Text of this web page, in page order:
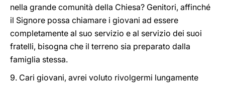
nella grande comunità della Chiesa? Genitori, affinché
il Signore possa chiamare i giovani ad essere
completamente al suo servizio e al servizio dei suoi
fratelli, bisogna che il terreno sia preparato dalla
famiglia stessa.
9. Cari giovani, avrei voluto rivolgermi lungamente